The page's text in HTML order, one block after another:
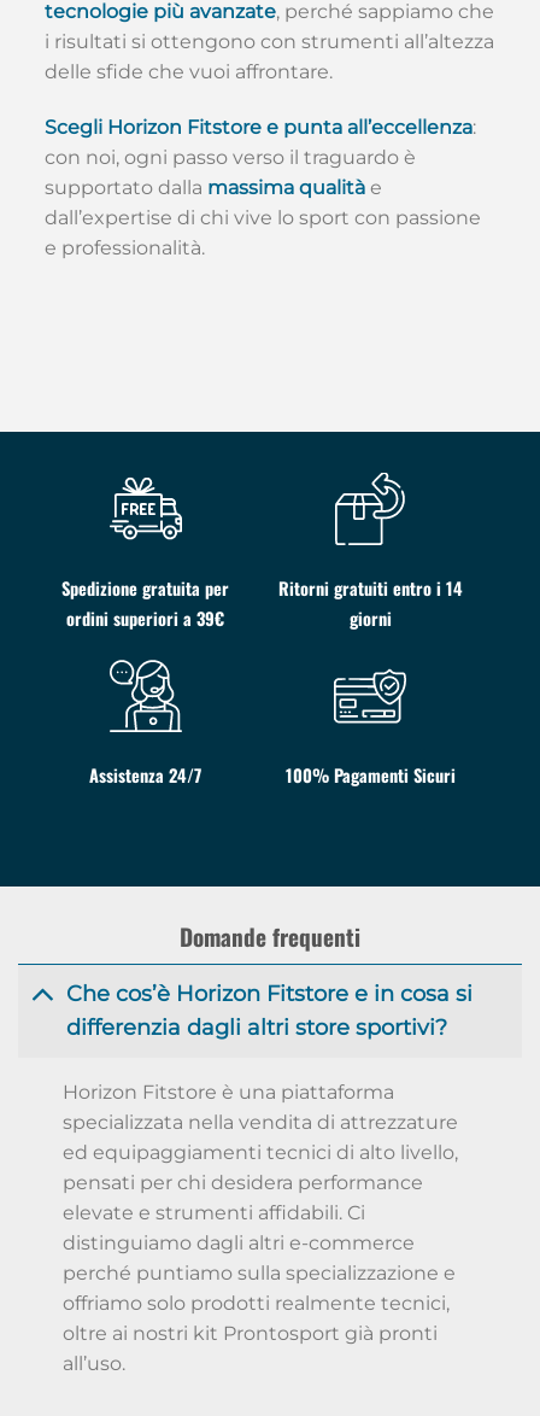
tecnologie più avanzate, perché sappiamo che
i risultati si ottengono con strumenti all’altezza
delle sfide che vuoi affrontare.
Scegli Horizon Fitstore e punta all’eccellenza:
con noi, ogni passo verso il traguardo è
supportato dalla massima qualità e
dall’expertise di chi vive lo sport con passione
e professionalità.
Spedizione gratuita per
ordini superiori a 39€
Ritorni gratuiti entro i 14
giorni
Assistenza 24/7 100% Pagamenti Sicuri
Domande frequenti
Che cos’è Horizon Fitstore e in cosa si
differenzia dagli altri store sportivi?
Horizon Fitstore è una piattaforma
specializzata nella vendita di attrezzature
ed equipaggiamenti tecnici di alto livello,
pensati per chi desidera performance
elevate e strumenti affidabili. Ci
distinguiamo dagli altri e-commerce
perché puntiamo sulla specializzazione e
offriamo solo prodotti realmente tecnici,
oltre ai nostri kit Prontosport già pronti
all’uso.